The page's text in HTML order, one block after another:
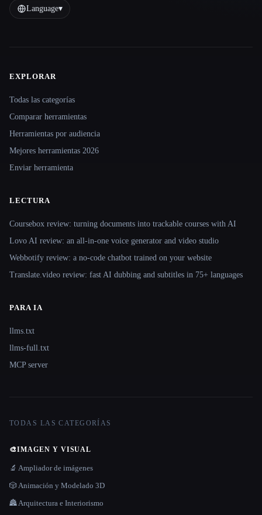
Language▾
Site navigation
EXPLORAR
Todas las categorías
Comparar herramientas
Herramientas por audiencia
Mejores herramientas 2026
Enviar herramienta
LECTURA
Coursebox review: turning documents into trackable courses with AI
Lovo AI review: an all-in-one voice generator and video studio
Webbotify review: a no-code chatbot trained on your website
Translate.video review: fast AI dubbing and subtitles in 75+ languages
PARA IA
llms.txt
llms-full.txt
MCP server
TODAS LAS CATEGORÍAS
🎨IMAGEN Y VISUAL
🔬 Ampliador de imágenes
🎲 Animación y Modelado 3D
🏯 Arquitectura e Interiorismo